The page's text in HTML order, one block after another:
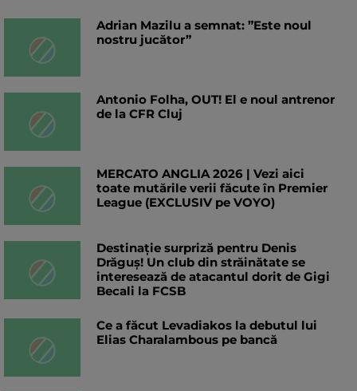
Adrian Mazilu a semnat: ”Este noul
nostru jucător”
Antonio Folha, OUT! El e noul antrenor
de la CFR Cluj
MERCATO ANGLIA 2026 | Vezi aici
toate mutările verii făcute în Premier
League (EXCLUSIV pe VOYO)
Destinație surpriză pentru Denis
Drăguș! Un club din străinătate se
interesează de atacantul dorit de Gigi
Becali la FCSB
Ce a făcut Levadiakos la debutul lui
Elias Charalambous pe bancă